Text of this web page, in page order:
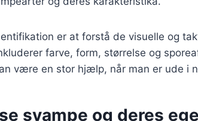
er at forstå de visuelle og
farve, form, størrelse og
være en stor hjælp, når man er ude i
svampe og deres